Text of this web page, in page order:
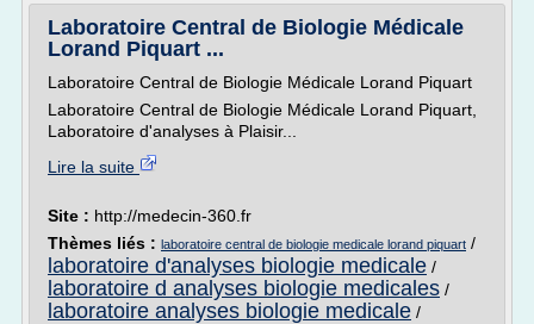
Laboratoire Central de Biologie Médicale
Lorand Piquart ...
Laboratoire Central de Biologie Médicale Lorand Piquart
Laboratoire Central de Biologie Médicale Lorand Piquart,
Laboratoire d'analyses à Plaisir...
Lire la suite
Site : http://medecin-360.fr
Thèmes liés : laboratoire central de biologie medicale lorand piquart /
laboratoire d'analyses biologie medicale /
laboratoire d analyses biologie medicales /
laboratoire analyses biologie medicale /